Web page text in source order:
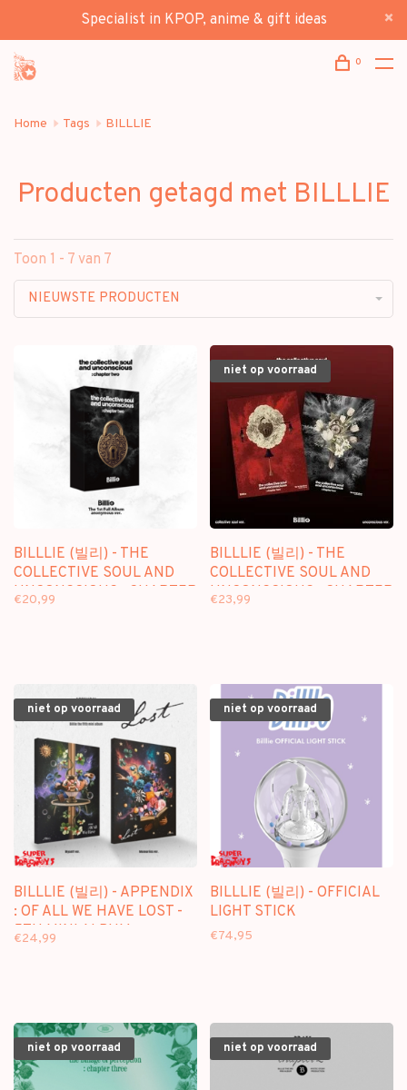
Specialist in KPOP, anime & gift ideas
0
Home Tags BILLLIE
Producten getagd met BILLLIE
Toon 1 - 7 van 7
NIEUWSTE PRODUCTEN
BILLLIE (빌리) - THE
COLLECTIVE SOUL AND
UNCONSCIOUS : CHAPTER
€20,99
niet op voorraad
BILLLIE (빌리) - THE
COLLECTIVE SOUL AND
UNCONSCIOUS : CHAPTER
€23,99
niet op voorraad
BILLLIE (빌리) - APPENDIX
: OF ALL WE HAVE LOST -
5TH MINI ALBUM
€24,99
niet op voorraad
BILLLIE (빌리) - OFFICIAL
LIGHT STICK
€74,95
niet op voorraad niet op voorraad